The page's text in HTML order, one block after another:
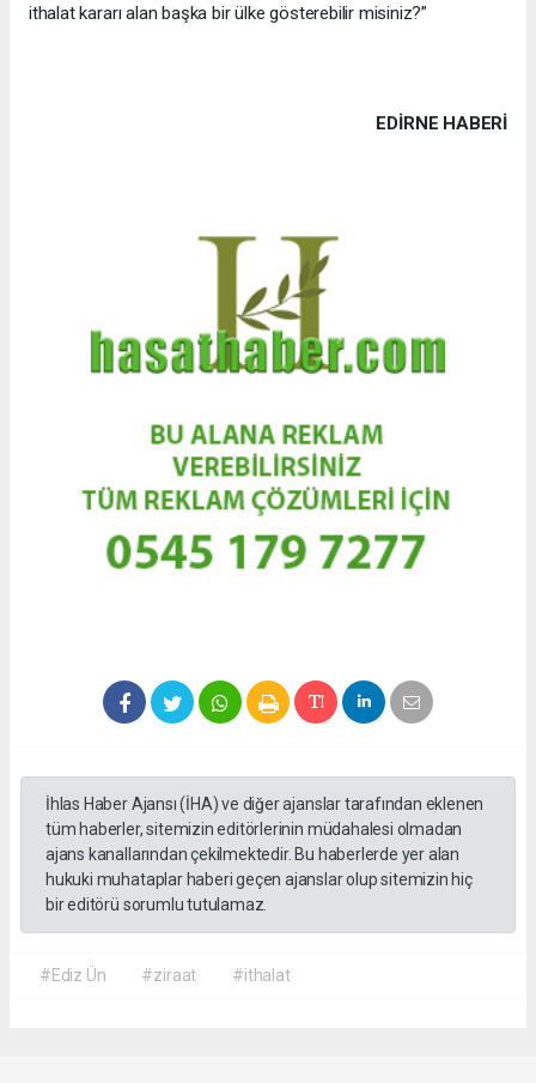
ithalat kararı alan başka bir ülke gösterebilir misiniz?”
EDIRNE HABERİ
İhlas Haber Ajansı (İHA) ve diğer ajanslar tarafından eklenen
tüm haberler, sitemizin editörlerinin müdahalesi olmadan
ajans kanallarından çekilmektedir. Bu haberlerde yer alan
hukuki muhataplar haberi geçen ajanslar olup sitemizin hiç
bir editörü sorumlu tutulamaz.
#Ediz Ün #ziraat #ithalat